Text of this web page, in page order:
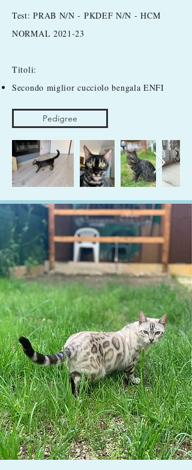
Test: PRAB N/N - PKDEF N/N - HCM
NORMAL 2021-23
Titoli:
Secondo miglior cucciolo bengala ENFI
Pedigree